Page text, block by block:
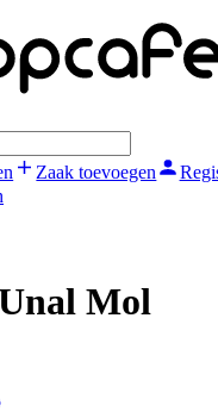
Zaak toevoegen
Mol